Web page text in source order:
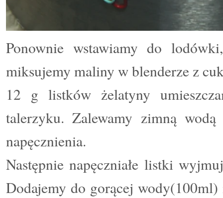
Ponownie wstawiamy do
miksujemy maliny w blenderze z
12 g listków żelatyny
talerzyku. Zalewamy zimną
napęcznienia.
Następnie napęczniałe listki
Dodajemy do gorącej